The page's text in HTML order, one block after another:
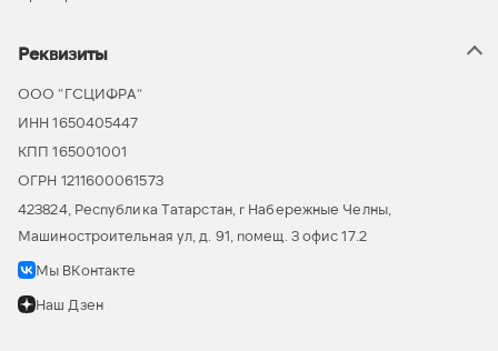
Реквизиты
ООО “ГСЦИФРА”
ИНН 1650405447
КПП 165001001
ОГРН 1211600061573
423824, Республика Татарстан, г Набережные Челны,
Машиностроительная ул, д. 91, помещ. 3 офис 17.2
Мы ВКонтакте
Наш Дзен